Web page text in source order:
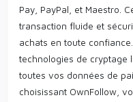
Pay, PayPal, et Maestro.
transaction fluide et
achats en toute
technologies de cryptage
toutes vos données de
choisissant OwnFollow,